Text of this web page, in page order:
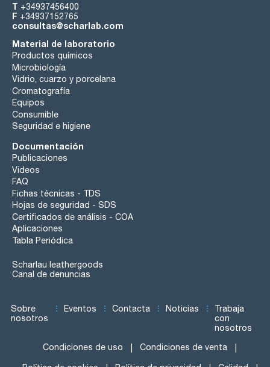
T +34937456400
F +34937152765
consultas@scharlab.com
Material de laboratorio
Productos químicos
Microbiología
Vidrio, cuarzo y porcelana
Cromatografía
Equipos
Consumible
Seguridad e higiene
Documentación
Publicaciones
Videos
FAQ
Fichas técnicas - TDS
Hojas de seguridad - SDS
Certificados de análisis - COA
Aplicaciones
Tabla Periódica
Scharlau leathergoods
Canal de denuncias
Sobre
nosotros
Eventos Contacta Noticias
Trabaja
con
nosotros
Condiciones de uso Condiciones de venta